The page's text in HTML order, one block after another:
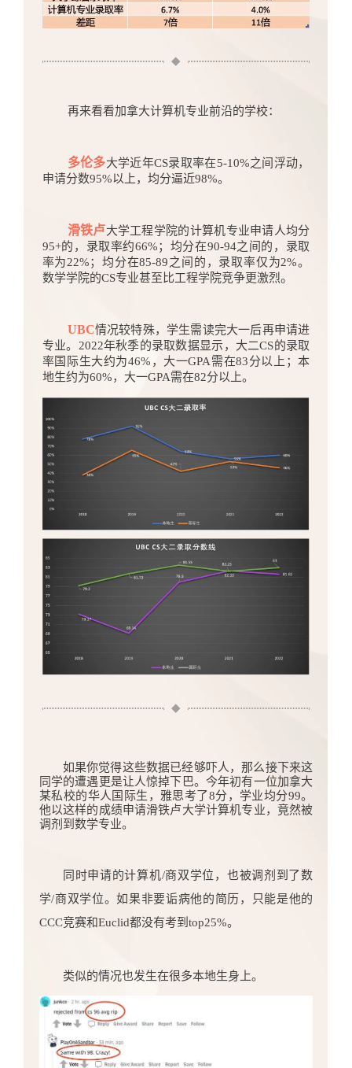
再来看看加拿大计算机专业前沿的学校：
多伦多大学近年CS录取率在5-10%之间浮动，
申请分数95%以上，均分逼近98%。
滑铁卢大学工程学院的计算机专业申请人均分
95+的，录取率约66%；均分在90-94之间的，录取
率为22%；均分在85-89之间的，录取率仅为2%。
数学学院的CS专业甚至比工程学院竞争更激烈。
UBC情况较特殊，学生需读完大一后再申请进
专业。2022年秋季的录取数据显示，大二CS的录取
率国际生大约为46%，大一GPA需在83分以上；本
地生约为60%，大一GPA需在82分以上。
如果你觉得这些数据已经够吓人，那么接下来这
同学的遭遇更是让人惊掉下巴。今年初有一位加拿大
某私校的华人国际生，雅思考了8分，学业均分99。
他以这样的成绩申请滑铁卢大学计算机专业，竟然被
调剂到数学专业。
同时申请的计算机/商双学位，也被调剂到了数
学/商双学位。如果非要诟病他的简历，只能是他的
CCC竞赛和Euclid都没有考到top25%。
类似的情况也发生在很多本地生身上。